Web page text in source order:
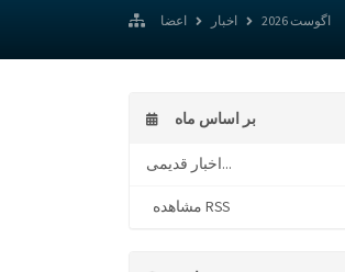
اعضا اخبار اگوست 2026
بر اساس ماه
اخبار قدیمی...
مشاهده RSS